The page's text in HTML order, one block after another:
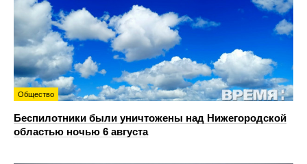
Общество
Беспилотники были уничтожены над Нижегородской
областью ночью 6 августа